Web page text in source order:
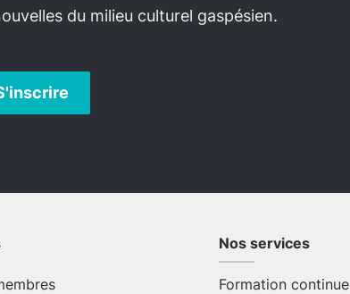
du milieu culturel gaspésien.
Nos services
Formation continue